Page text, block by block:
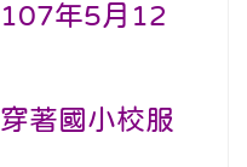
107年5月12
穿著國小校服